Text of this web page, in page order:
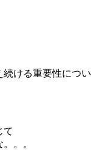
続ける重要性につい
て
。。